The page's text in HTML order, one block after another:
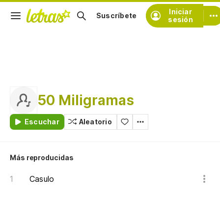
Iniciar
sesión
Suscríbete
50 Miligramas
Escuchar Aleatorio
Más reproducidas
Casulo